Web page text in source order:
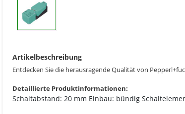
Artikelbeschreibung
Entdecken Sie die herausragende Qualität von
Detaillierte Produktinformationen:
Schaltabstand: 20 mm Einbau: bündig